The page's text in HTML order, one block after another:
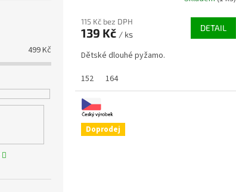
499Kč
115 Kč bez DPH
139 Kč / ks
DETAIL
Dětské dlouhé pyžamo.
152
164
Doprodej